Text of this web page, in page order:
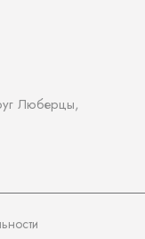
Люберцы,